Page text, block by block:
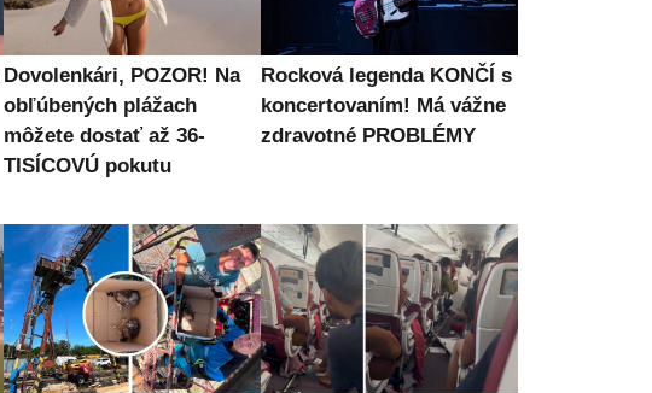
Dovolenkári, POZOR! Na
obľúbených plážach
môžete dostať až 36-
TISÍCOVÚ pokutu
Rocková legenda KONČÍ s
koncertovaním! Má vážne
zdravotné PROBLÉMY